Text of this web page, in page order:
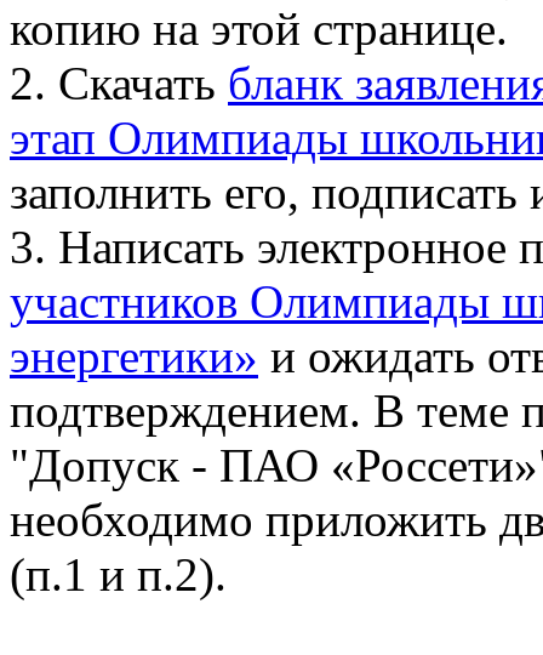
копию на этой странице.
2. Скачать бланк
этап Олимпиады
заполнить его, подписать
3. Написать электронное
участников Олимпиады
энергетики» и ожидать
подтверждением. В теме
"Допуск - ПАО
необходимо приложить
(п.1 и п.2).